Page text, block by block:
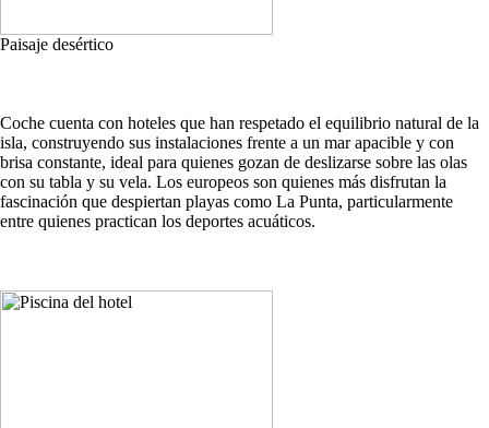
Paisaje desértico
Coche cuenta con hoteles que han respetado el equilibrio natural de la
isla, construyendo sus instalaciones frente a un mar apacible y con
brisa constante, ideal para quienes gozan de deslizarse sobre las olas
con su tabla y su vela. Los europeos son quienes más disfrutan la
fascinación que despiertan playas como La Punta, particularmente
entre quienes practican los deportes acuáticos.